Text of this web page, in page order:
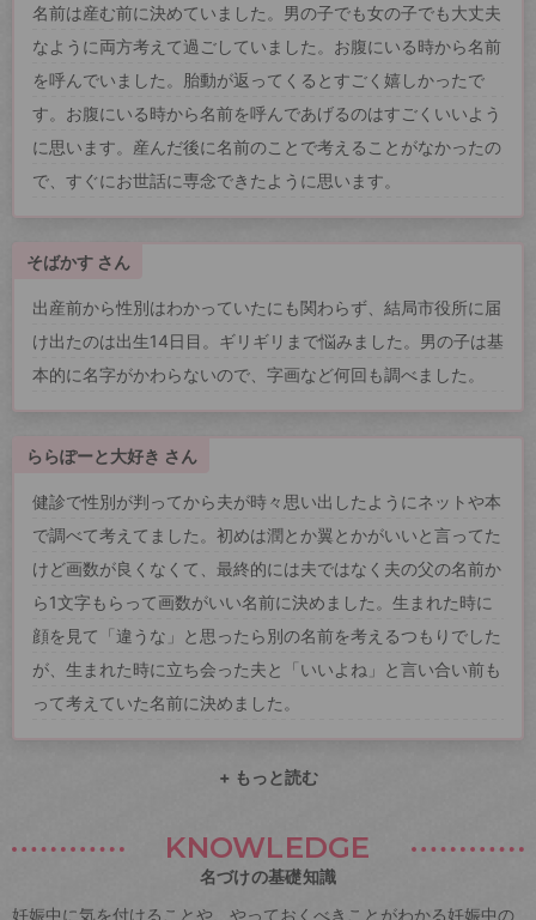
名前は産む前に決めていました。男の子でも女の子でも大丈夫
なように両方考えて過ごしていました。お腹にいる時から名前
を呼んでいました。胎動が返ってくるとすごく嬉しかったで
す。お腹にいる時から名前を呼んであげるのはすごくいいよう
に思います。産んだ後に名前のことで考えることがなかったの
で、すぐにお世話に専念できたように思います。
そばかす さん
出産前から性別はわかっていたにも関わらず、結局市役所に届
け出たのは出生14日目。ギリギリまで悩みました。男の子は基
本的に名字がかわらないので、字画など何回も調べました。
ららぽーと大好き さん
健診で性別が判ってから夫が時々思い出したようにネットや本
で調べて考えてました。初めは潤とか翼とかがいいと言ってた
けど画数が良くなくて、最終的には夫ではなく夫の父の名前か
ら1文字もらって画数がいい名前に決めました。生まれた時に
顔を見て「違うな」と思ったら別の名前を考えるつもりでした
が、生まれた時に立ち会った夫と「いいよね」と言い合い前も
って考えていた名前に決めました。
+ もっと読む
KNOWLEDGE
名づけの基礎知識
妊娠中に気を付けることや、やっておくべきことがわかる妊娠中の